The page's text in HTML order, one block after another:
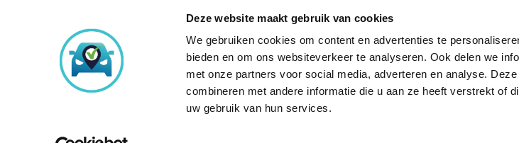
Deze website maakt gebruik van cookies
We gebruiken cookies om content en advertenties te
bieden en om ons websiteverkeer te analyseren. Ook delen we
met onze partners voor social media, adverteren en analyse.
combineren met andere informatie die u aan ze heeft verstrekt of
uw gebruik van hun services.
Onze aankoopkeuring